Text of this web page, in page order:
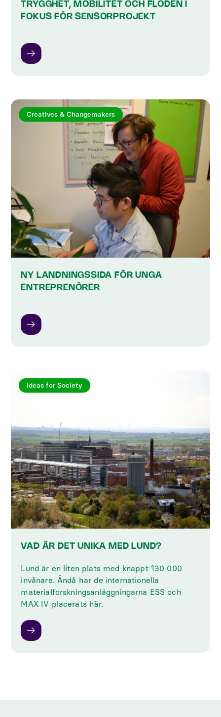
TRYGGHET, MOBILITET OCH FLÖDEN I
FOKUS FÖR SENSORPROJEKT
Creatives & Changemakers
NY LANDNINGSSIDA FÖR UNGA
ENTREPRENÖRER
Ideas for Society
VAD ÄR DET UNIKA MED LUND?
Lund är en liten plats med knappt 130 000
invånare. Ändå har de internationella
materialforskningsanläggningarna ESS och
MAX IV placerats här.